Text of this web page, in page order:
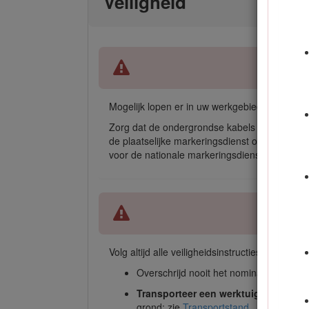
Mogelijk lopen er in uw werkgebied onder
Zorg dat de ondergrondse kabels en
de plaatselijke markeringsdienst of het
voor de nationale markeringsdienst).
Volg altijd alle veiligheidsinstructies op om
Overschrijd nooit het nominale
Transporteer een werktuig niet met